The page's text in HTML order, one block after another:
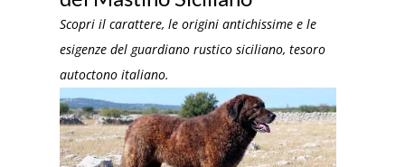
Scopri il carattere, le origini antichissime e le
esigenze del guardiano rustico siciliano, tesoro
autoctono italiano.